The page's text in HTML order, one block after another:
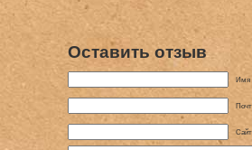
Оставить отзыв
Имя
Сайт